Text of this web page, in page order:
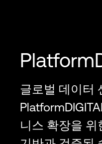
글로벌 데이터
니스 확장을 위